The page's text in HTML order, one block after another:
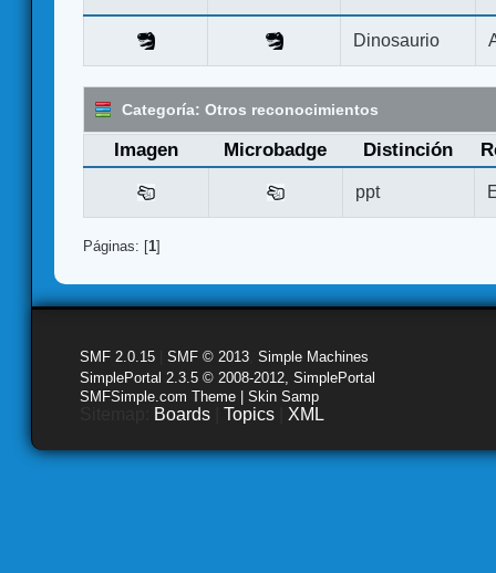
Dinosaurio
Categoría: Otros reconocimientos
Imagen Microbadge Distinción
ppt
Páginas: [1]
SMF 2.0.15 SMF © 2013 Simple Machines
SimplePortal 2.3.5 © 2008-2012, SimplePortal
SMFSimple.com Theme | Skin Samp
Boards Topics XML